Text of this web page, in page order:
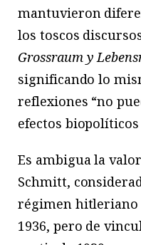
mantuvieron
los toscos
Grossraum y
significando lo
reflexiones “no
efectos
Es ambigua la
Schmitt,
régimen hitleriano
1936, pero de